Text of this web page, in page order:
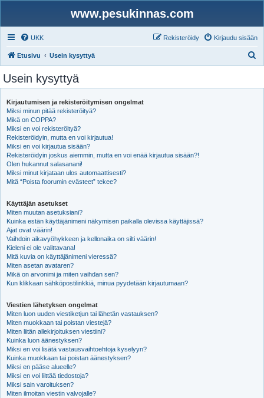
www.pesukinnas.com
UKK Kirjaudu sisään
Rekisteröidy
Etusivu Usein kysyttyä
Usein kysyttyä
Kirjautumisen ja rekisteröitymisen ongelmat
Miksi minun pitää rekisteröityä?
Mikä on COPPA?
Miksi en voi rekisteröityä?
Rekisteröidyin, mutta en voi kirjautua!
Miksi en voi kirjautua sisään?
Rekisteröidyin joskus aiemmin, mutta en voi enää kirjautua sisään?!
Olen hukannut salasanani!
Miksi minut kirjataan ulos automaattisesti?
Mitä “Poista foorumin evästeet” tekee?
Käyttäjän asetukset
Miten muutan asetuksiani?
Kuinka estän käyttäjänimeni näkymisen paikalla olevissa käyttäjissä?
Ajat ovat väärin!
Vaihdoin aikavyöhykkeen ja kellonaika on silti väärin!
Kieleni ei ole valittavana!
Mitä kuvia on käyttäjänimeni vieressä?
Miten asetan avataren?
Mikä on arvonimi ja miten vaihdan sen?
Kun klikkaan sähköpostilinkkiä, minua pyydetään kirjautumaan?
Viestien lähetyksen ongelmat
Miten luon uuden viestiketjun tai lähetän vastauksen?
Miten muokkaan tai poistan viestejä?
Miten liitän allekirjoituksen viestiini?
Kuinka luon äänestyksen?
Miksi en voi lisätä vastausvaihtoehtoja kyselyyn?
Kuinka muokkaan tai poistan äänestyksen?
Miksi en pääse alueelle?
Miksi en voi liittää tiedostoja?
Miksi sain varoituksen?
Miten ilmoitan viestin valvojalle?